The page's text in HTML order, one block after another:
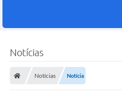
Notícias
Notícias Notícia